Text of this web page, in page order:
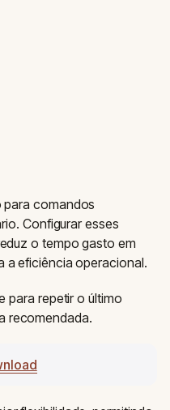
comandos
Configurar esses
o tempo gasto em
a eficiência operacional.
para repetir o último
recomendada.